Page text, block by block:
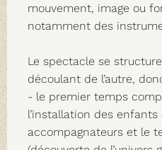
mouvement, image ou
notamment des
Le spectacle se
découlant de l’autre,
- le premier temps
l’installation des enfants
accompagnateurs et le